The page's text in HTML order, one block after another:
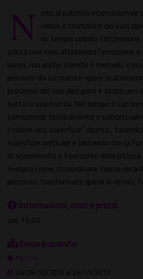
N oto al pubblico
visivo e cromatico dei suoi
da tempo colpito l'attenzione
critica non solo attraverso l'emozione
lavori, ma anche tramite il metodo, il
pensiero da cui queste opere
processo del suo dipingere è stato uno
tutta la sua ricerca. Nel tempo il suo
corrisponde tecnicamente e
il colore una superficie" dipinta",
superficie verticale e lasciando che la
lo scorrimento e il percorso della
rivelano come straordinarie tracce
percorso, trasformate quindi in ritmici,
Informazioni, orari e prezzi
ore 19,00
Dove e quando
Mostre
Dal 09/10/2012 al 24/11/2012